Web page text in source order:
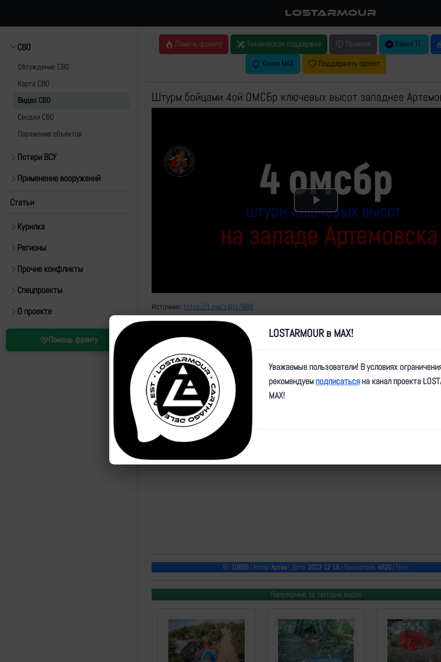
LOSTARMOUR
СВО
Обсуждение СВО
Карта СВО
Видео СВО
Cводки СВО
Поражение объектов
Потери ВСУ
Применение вооружений
Статьи
Курилка
Регионы
Прочие конфликты
Спецпроекты
О проекте
Помощь фронту
Помочь фронту Техническая поддержка Правила Канал ТГ
Канал MAX
Поддержать проект
Штурм бойцами 4ой ОМСБр ключевых высот западнее
Play
Video
Источник: https://t.me/z4lpr/688
ID: 10655 | Автор: Артем | Дата: 2023-12-18 | Просмотров: 4820 | Теги:
Популярные за сегодня видео
LOSTARMOUR в MAX!
Уважаемые пользователи! В условиях
рекомендуем подписаться на канал проекта
MAX!